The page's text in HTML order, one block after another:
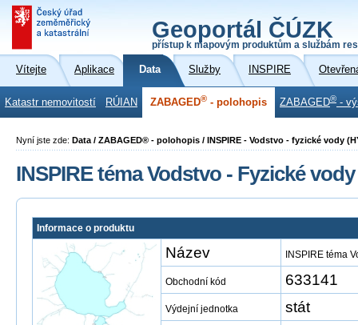
Geoportál ČÚZK
přístup k mapovým produktům a službám
Vítejte Aplikace Data Služby INSPIRE
Katastr nemovitostí RÚIAN ZABAGED® - polohopis ZABAGED® -
Nyní jste zde: Data / ZABAGED® - polohopis / INSPIRE - Vodstvo - fyzické vody
INSPIRE téma Vodstvo - Fyzické
Informace o produktu
Název INSPIRE téma
Obchodní kód 633141
Výdejní jednotka stát